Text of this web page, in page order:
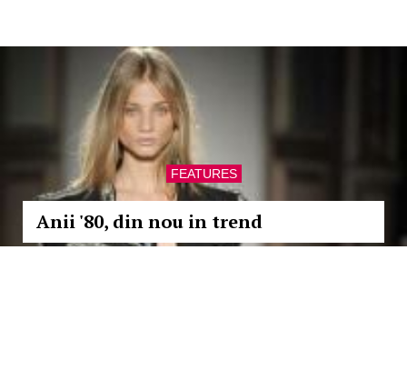
FEATURES
Anii '80, din nou in trend